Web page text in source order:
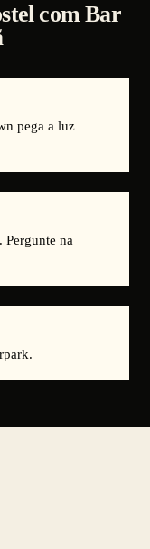
com Bar
pega a luz
Pergunte na